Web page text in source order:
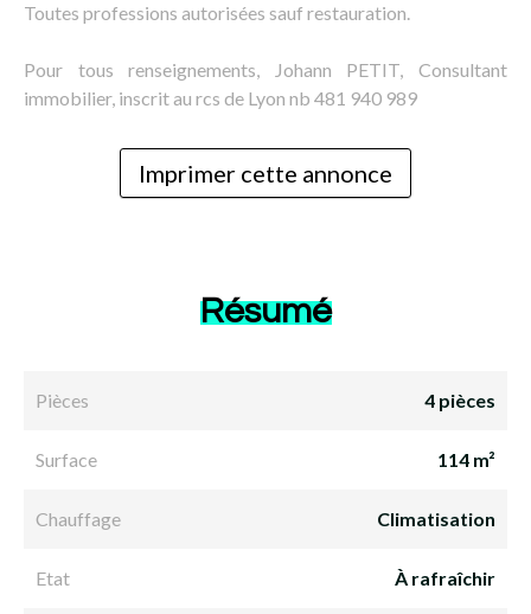
Toutes professions autorisées sauf restauration.
Pour tous renseignements, Johann PETIT, Consultant
immobilier, inscrit au rcs de Lyon nb 481 940 989
Imprimer cette annonce
Résumé
Pièces 4 pièces
Surface 114 m²
Chauffage Climatisation
Etat À rafraîchir